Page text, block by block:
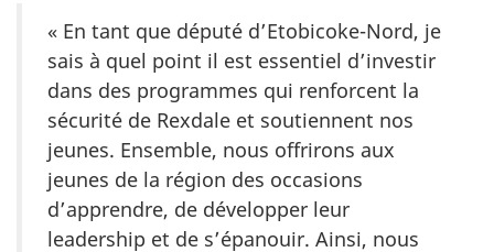
« En tant que député d’Etobicoke-Nord, je
sais à quel point il est essentiel d’investir
dans des programmes qui renforcent la
sécurité de Rexdale et soutiennent nos
jeunes. Ensemble, nous offrirons aux
jeunes de la région des occasions
d’apprendre, de développer leur
leadership et de s’épanouir. Ainsi, nous